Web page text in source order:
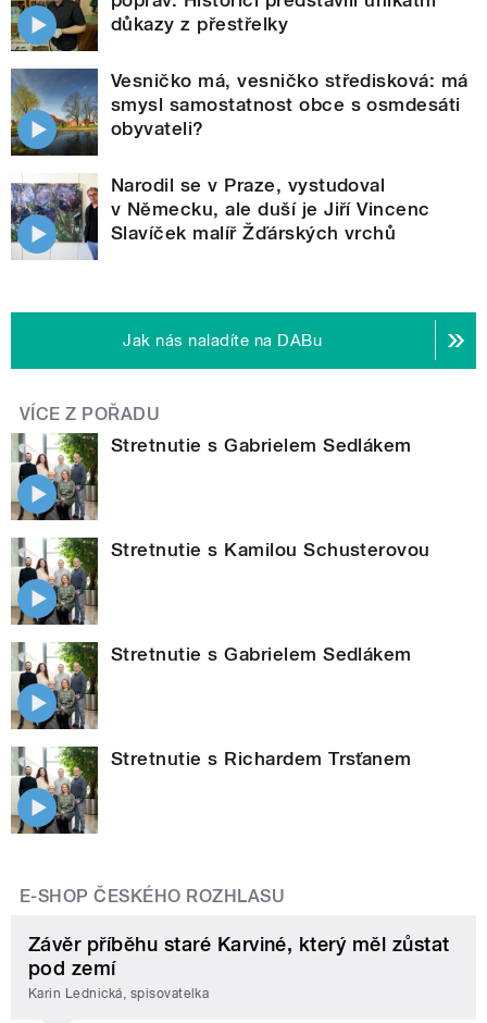
důkazy z přestřelky
Vesničko má, vesničko středisková: má
smysl samostatnost obce s osmdesáti
obyvateli?
Narodil se v Praze, vystudoval
v Německu, ale duší je Jiří Vincenc
Slavíček malíř Žďárských vrchů
Jak nás naladíte na DABu
VÍCE Z POŘADU
Stretnutie s Gabrielem Sedlákem
Stretnutie s Kamilou Schusterovou
Stretnutie s Gabrielem Sedlákem
Stretnutie s Richardem Trsťanem
E-SHOP ČESKÉHO ROZHLASU
Závěr příběhu staré Karviné, který měl zůstat
pod zemí
Karin Lednická, spisovatelka